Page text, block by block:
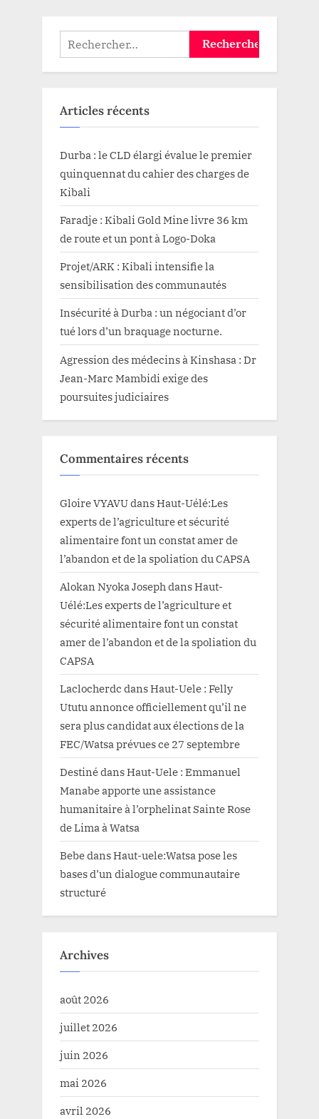
Rechercher :
Articles récents
Durba : le CLD élargi évalue le premier
quinquennat du cahier des charges de
Kibali
Faradje : Kibali Gold Mine livre 36 km
de route et un pont à Logo-Doka
Projet/ARK : Kibali intensifie la
sensibilisation des communautés
Insécurité à Durba : un négociant d’or
tué lors d’un braquage nocturne.
Agression des médecins à Kinshasa : Dr
Jean-Marc Mambidi exige des
poursuites judiciaires
Commentaires récents
Gloire VYAVUdansHaut-Uélé:Les
experts de l’agriculture et sécurité
alimentaire font un constat amer de
l’abandon et de la spoliation du CAPSA
Alokan Nyoka Joseph dansHaut-
Uélé:Les experts de l’agriculture et
sécurité alimentaire font un constat
amer de l’abandon et de la spoliation du
CAPSA
Laclocherdc dansHaut-Uele : Felly
Ututu annonce officiellement qu’il ne
sera plus candidat aux élections de la
FEC/Watsa prévues ce 27 septembre
DestinédansHaut-Uele : Emmanuel
Manabe apporte une assistance
humanitaire à l’orphelinat Sainte Rose
de Lima à Watsa
BebedansHaut-uele:Watsa pose les
bases d’un dialogue communautaire
structuré
Archives
août 2026
juillet 2026
juin 2026
mai 2026
avril 2026